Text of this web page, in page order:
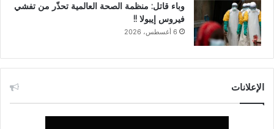
وباء قاتل: منظمة الصحة العالمية تحذّر من تفشي
فيروس إيبولا !!
6 أغسطس، 2026
الإعلانات